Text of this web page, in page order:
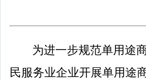
为进一步规范单用途
民服务业企业开展单用途